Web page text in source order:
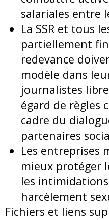
salariales entre
La SSR et tous
partiellement
redevance
modèle dans
journalistes
égard de règles
cadre du
partenaires
Les entreprises
mieux protéger
les
harcèlement
Fichiers et liens